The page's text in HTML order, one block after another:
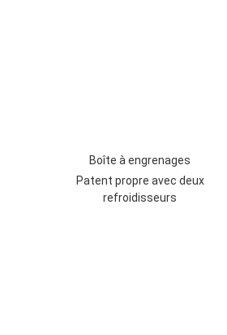
Boîte à engrenages
Patent propre avec deux
refroidisseurs